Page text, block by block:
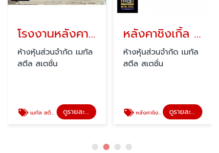
โรงงานหลังคาเมทัล สตีล สเตชั่น สุราษฎร์ธานี
ห้างหุ้นส่วนจำกัด เมทัล
สตีล สเตชั่น
เมทัล สตีล สเตชั่น สุราษฎร์ธานี ดูรายละเอียด
หลังคาชิงเกิ้ล สุราษฎร์ธานี
ห้างหุ้นส่วนจำกัด เมทัล
สตีล สเตชั่น
หลังคาชิงเกิ้ลรูฟ สุราษฎร์ธานี ดูรายละเอียด